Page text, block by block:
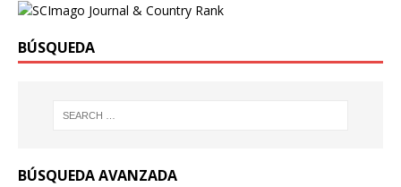
BÚSQUEDA
BÚSQUEDA AVANZADA